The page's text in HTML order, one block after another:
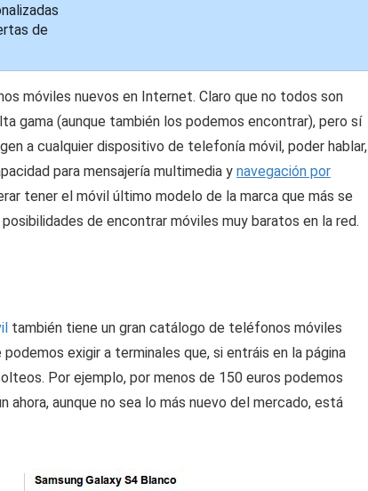
de
móviles nuevos en Internet. Claro que no todos son
gama (aunque también los podemos encontrar), pero sí
a cualquier dispositivo de telefonía móvil, poder hablar,
para mensajería multimedia y navegación por
tener el móvil último modelo de la marca que más se
de encontrar móviles muy baratos en la red.
también tiene un gran catálogo de teléfonos móviles
exigir a terminales que, si entráis en la página
Por ejemplo, por menos de 150 euros podemos
ahora, aunque no sea lo más nuevo del mercado, está